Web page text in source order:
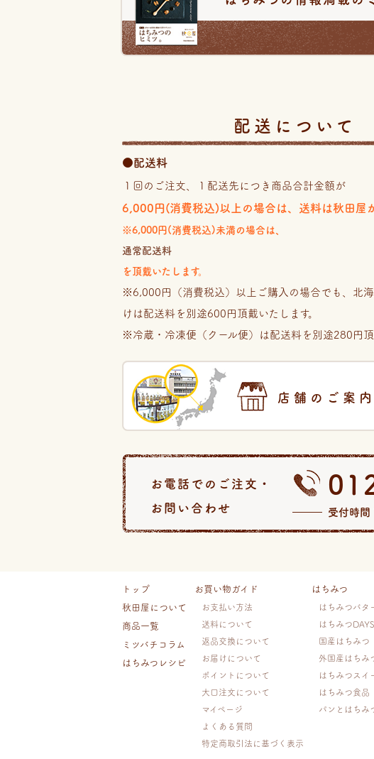
配送について
●配送料
１回のご注文、１配送先につき商品合計金額が
6,000円(消費税込)以上の場合は、送料は秋田屋
※6,000円(消費税込)未満の場合は、
通常配送料
を頂戴いたします。
※6,000円（消費税込）以上ご購入の場合でも、北
けは配送料を別途600円頂戴いたします。
※冷蔵・冷凍便（クール便）は配送料を別途280円頂
店舗のご案内
お電話でのご注文・
お問い合わせ
受付時
トップ
秋田屋について
商品一覧
ミツバチコラム
はちみつレシピ
お買い物ガイド
お支払い方法
送料について
返品交換について
お届けについて
ポイントについて
大口注文について
マイページ
よくある質問
特定商取引法に基づく表示
はちみつ
はちみつバタ
はちみつ
国産はちみつ
外国産はちみ
はちみつスイ
はちみつ食品
パンとはちみ